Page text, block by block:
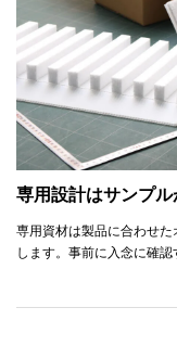
専用設計はサンプル
専用資材は製品に合わせ
します。事前に入念に確